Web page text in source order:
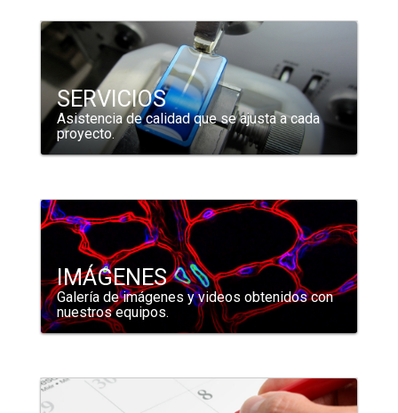
SERVICIOS
Asistencia de calidad que se ajusta a cada
proyecto.
IMÁGENES
Galería de imágenes y videos obtenidos con
nuestros equipos.